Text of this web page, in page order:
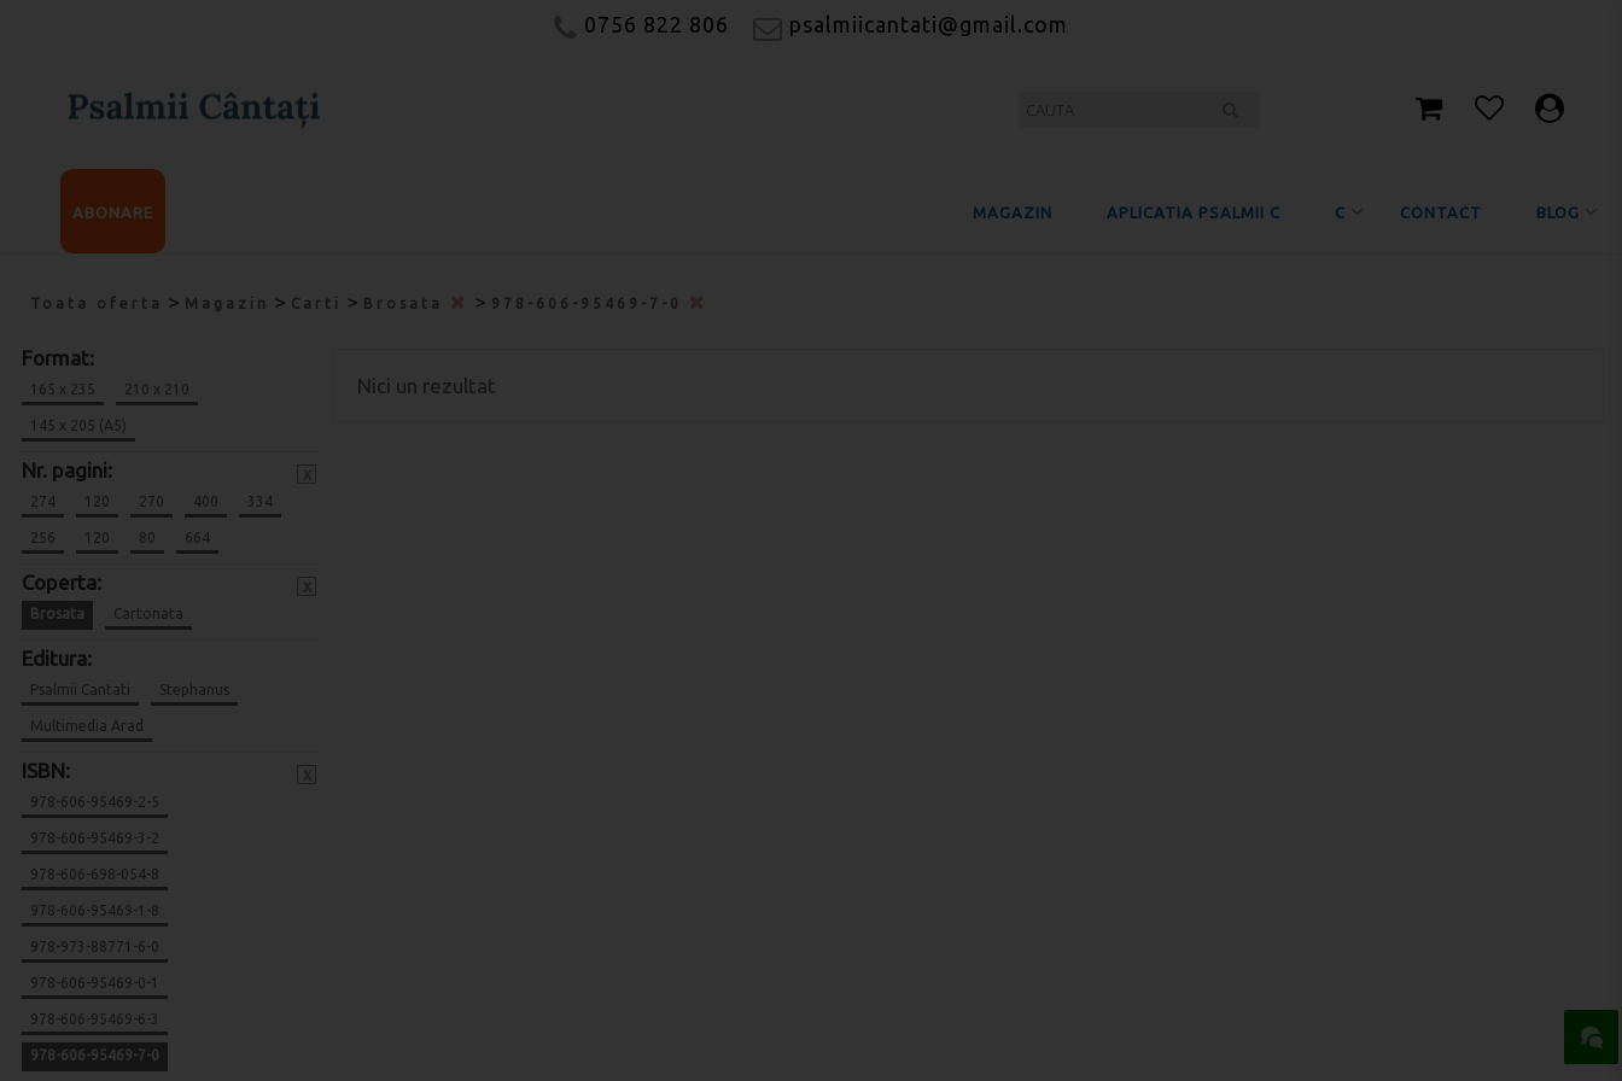
0756 822 806 psalmiicantati@gmail.com
MAGAZIN APLICATIA PSALMII C C CONTACT BLOG
ABONARE
Toata oferta > Magazin > Carti > Brosata > 978-606-95469-7-0
Format:
165 x 235 210 x 210
145 x 205 (A5)
Nr. pagini:
274 120 270 400 334
256 120 80 664
Coperta:
Brosata Cartonata
Editura:
Psalmii Cantati Stephanus
Multimedia Arad
ISBN:
978-606-95469-2-5
978-606-95469-3-2
978-606-698-054-8
978-606-95469-1-8
978-973-88771-6-0
978-606-95469-0-1
978-606-95469-6-3
978-606-95469-7-0
Nici un rezultat